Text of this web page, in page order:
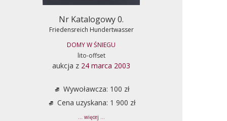
Nr Katalogowy 0.
Friedensreich Hundertwasser
DOMY W ŚNIEGU
lito-offset
aukcja z 24 marca 2003
Wywoławcza: 100 zł
Cena uzyskana: 1 900 zł
... więcej ...